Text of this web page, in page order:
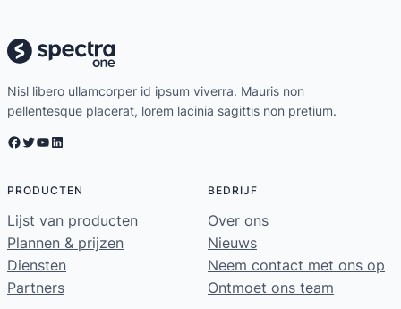
Nisl libero ullamcorper id ipsum viverra. Mauris non
pellentesque placerat, lorem lacinia sagittis non pretium.
Facebook Twitter YouTube LinkedIn
PRODUCTEN
Lijst van producten
Plannen & prijzen
Diensten
Partners
BEDRIJF
Over ons
Nieuws
Neem contact met ons op
Ontmoet ons team